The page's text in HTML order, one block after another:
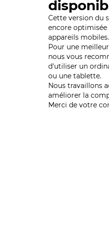
Cette version du
encore optimisée
appareils mobiles.
Pour une
nous vous
d'utiliser un
ou une tablette.
Nous travaillons
améliorer la
Merci de votre